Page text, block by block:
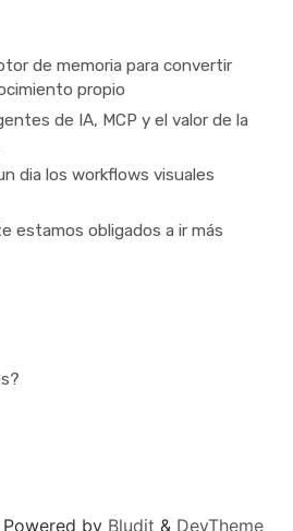
de memoria para convertir
propio
de IA, MCP y el valor de la
dia los workflows visuales
estamos obligados a ir más
Powered by Bludit & DevTheme